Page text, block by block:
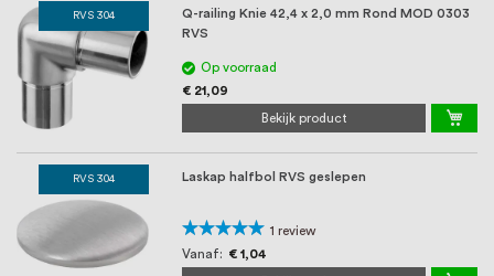
RVS 304
Q-railing Knie 42,4 x 2,0 mm Rond MOD 0303
RVS
Op voorraad
€ 21,09
Bekijk product
RVS 304 Laskap halfbol RVS geslepen
Waardering:
100%
1 review
Vanaf
€ 1,04